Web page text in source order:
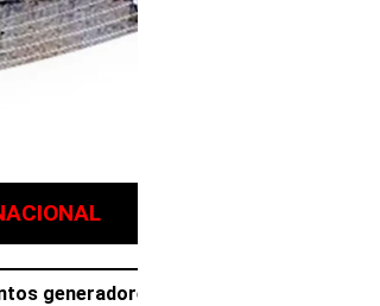
de violencia en Villa de